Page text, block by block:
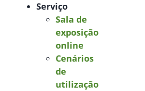
Serviço
Sala de
exposição
online
Cenários
de
utilização